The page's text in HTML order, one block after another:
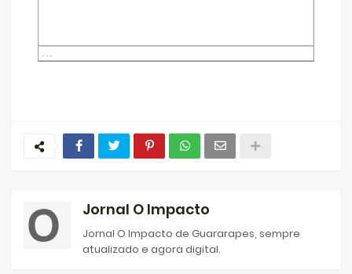
Jornal O Impacto
Jornal O Impacto de Guararapes, sempre
atualizado e agora digital.